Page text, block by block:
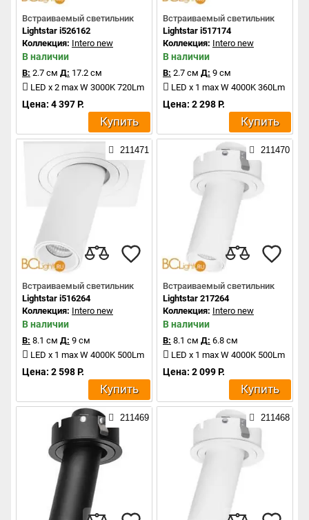
Встраиваемый светильник
Lightstar i526162
Коллекция: Intero new
В наличии
В: 2.7 см Д: 17.2 см
LED x 2 max W 3000K 720Lm
Цена: 4 397 Р.
Купить
Встраиваемый светильник
Lightstar i517174
Коллекция: Intero new
В наличии
В: 2.7 см Д: 9 см
LED x 1 max W 4000K 360Lm
Цена: 2 298 Р.
Купить
211471
Встраиваемый светильник
Lightstar i516264
Коллекция: Intero new
В наличии
В: 8.1 см Д: 9 см
LED x 1 max W 4000K 500Lm
Цена: 2 598 Р.
Купить
211470
Встраиваемый светильник
Lightstar 217264
Коллекция: Intero new
В наличии
В: 8.1 см Д: 6.8 см
LED x 1 max W 4000K 500Lm
Цена: 2 099 Р.
Купить
211469 211468